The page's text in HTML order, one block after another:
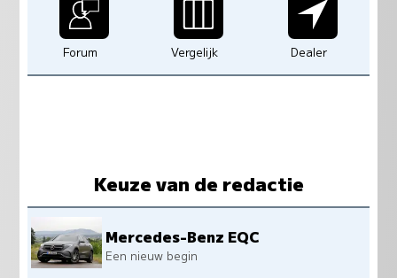
Forum Vergelijk Dealer
Keuze van de redactie
Mercedes-Benz EQC
Een nieuw begin